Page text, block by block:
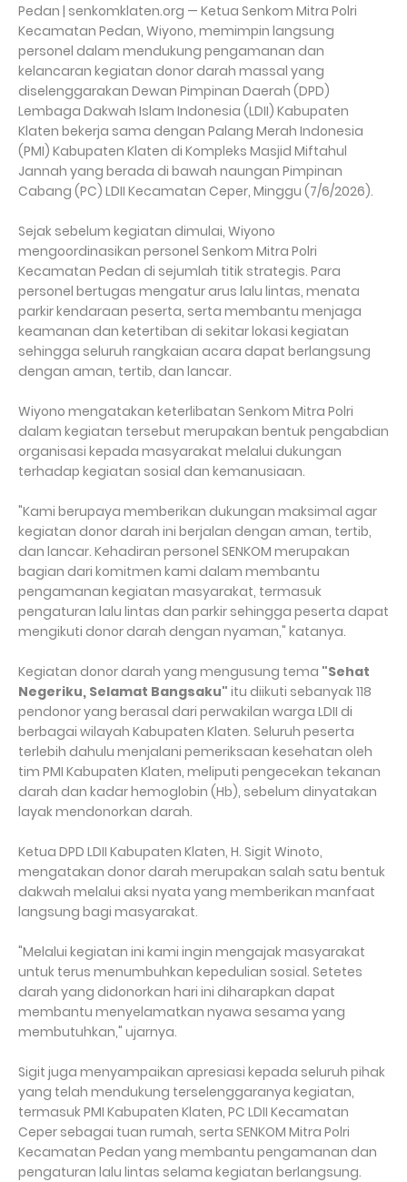
Pedan | senkomklaten.org — Ketua Senkom Mitra Polri
Kecamatan Pedan, Wiyono, memimpin langsung
personel dalam mendukung pengamanan dan
kelancaran kegiatan donor darah massal yang
diselenggarakan Dewan Pimpinan Daerah (DPD)
Lembaga Dakwah Islam Indonesia (LDII) Kabupaten
Klaten bekerja sama dengan Palang Merah Indonesia
(PMI) Kabupaten Klaten di Kompleks Masjid Miftahul
Jannah yang berada di bawah naungan Pimpinan
Cabang (PC) LDII Kecamatan Ceper, Minggu (7/6/2026).
Sejak sebelum kegiatan dimulai, Wiyono
mengoordinasikan personel Senkom Mitra Polri
Kecamatan Pedan di sejumlah titik strategis. Para
personel bertugas mengatur arus lalu lintas, menata
parkir kendaraan peserta, serta membantu menjaga
keamanan dan ketertiban di sekitar lokasi kegiatan
sehingga seluruh rangkaian acara dapat berlangsung
dengan aman, tertib, dan lancar.
Wiyono mengatakan keterlibatan Senkom Mitra Polri
dalam kegiatan tersebut merupakan bentuk pengabdian
organisasi kepada masyarakat melalui dukungan
terhadap kegiatan sosial dan kemanusiaan.
"Kami berupaya memberikan dukungan maksimal agar
kegiatan donor darah ini berjalan dengan aman, tertib,
dan lancar. Kehadiran personel SENKOM merupakan
bagian dari komitmen kami dalam membantu
pengamanan kegiatan masyarakat, termasuk
pengaturan lalu lintas dan parkir sehingga peserta dapat
mengikuti donor darah dengan nyaman," katanya.
Kegiatan donor darah yang mengusung tema "Sehat
Negeriku, Selamat Bangsaku" itu diikuti sebanyak 118
pendonor yang berasal dari perwakilan warga LDII di
berbagai wilayah Kabupaten Klaten. Seluruh peserta
terlebih dahulu menjalani pemeriksaan kesehatan oleh
tim PMI Kabupaten Klaten, meliputi pengecekan tekanan
darah dan kadar hemoglobin (Hb), sebelum dinyatakan
layak mendonorkan darah.
Ketua DPD LDII Kabupaten Klaten, H. Sigit Winoto,
mengatakan donor darah merupakan salah satu bentuk
dakwah melalui aksi nyata yang memberikan manfaat
langsung bagi masyarakat.
"Melalui kegiatan ini kami ingin mengajak masyarakat
untuk terus menumbuhkan kepedulian sosial. Setetes
darah yang didonorkan hari ini diharapkan dapat
membantu menyelamatkan nyawa sesama yang
membutuhkan," ujarnya.
Sigit juga menyampaikan apresiasi kepada seluruh pihak
yang telah mendukung terselenggaranya kegiatan,
termasuk PMI Kabupaten Klaten, PC LDII Kecamatan
Ceper sebagai tuan rumah, serta SENKOM Mitra Polri
Kecamatan Pedan yang membantu pengamanan dan
pengaturan lalu lintas selama kegiatan berlangsung.